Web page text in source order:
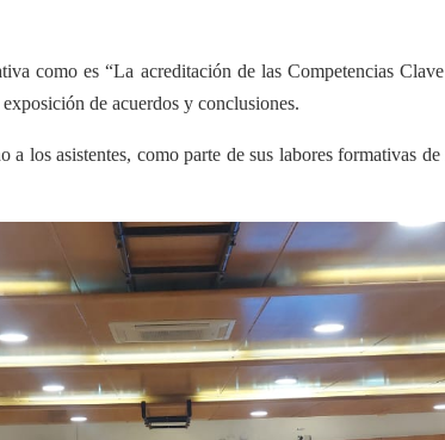
como es “La acreditación de las Competencias
de acuerdos y conclusiones.
los asistentes, como parte de sus labores formativas